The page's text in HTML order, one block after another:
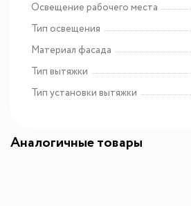
Освещение рабочего места
Тип освещения
Материал фасада
Тип вытяжки
Тип установки вытяжки
Аналогичные товары